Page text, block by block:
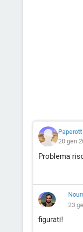
Paperott
20 gen
Problema
23
figurati!